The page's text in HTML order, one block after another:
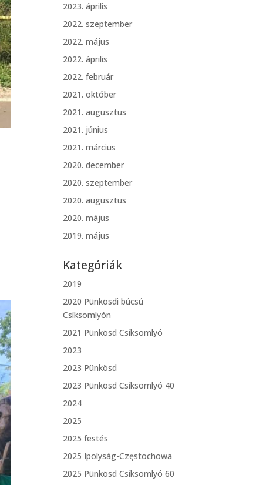
2023. április
2022. szeptember
2022. május
2022. április
2022. február
2021. október
2021. augusztus
2021. június
2021. március
2020. december
2020. szeptember
2020. augusztus
2020. május
2019. május
Kategóriák
2019
2020 Pünkösdi búcsú
Csíksomlyón
2021 Pünkösd Csíksomlyó
2023
2023 Pünkösd
2023 Pünkösd Csíksomlyó 40
2024
2025
2025 festés
2025 Ipolyság-Częstochowa
2025 Pünkösd Csíksomlyó 60